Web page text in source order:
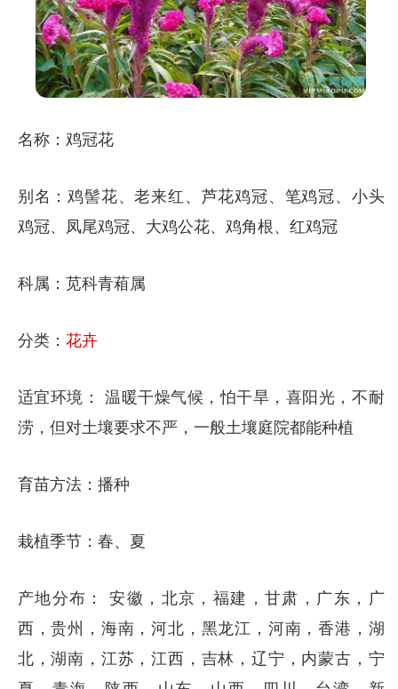
名称：鸡冠花
别名：鸡髻花、老来红、芦花鸡冠、笔鸡冠、小头
鸡冠、凤尾鸡冠、大鸡公花、鸡角根、红鸡冠
科属：苋科青葙属
分类： 花卉
适宜环境： 温暖干燥气候，怕干旱，喜阳光，不耐
涝，但对土壤要求不严，一般土壤庭院都能种植
育苗方法：播种
栽植季节：春、夏
产地分布： 安徽，北京，福建，甘肃，广东，广
西，贵州，海南，河北，黑龙江，河南，香港，湖
北，湖南，江苏，江西，吉林，辽宁，内蒙古，宁